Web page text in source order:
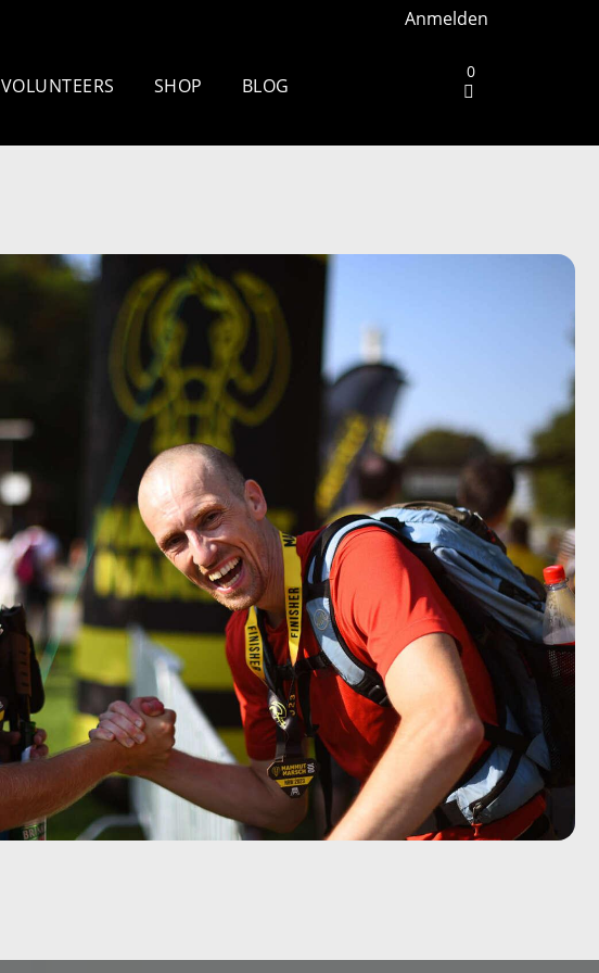
Anmelden
0
30/42/60 KM
Mammutmarsch Aarhus –
Mammutmarsch Wiesbaden
Mammutmarsch Berlin –
Mammutmarsch Barcelona
– 30/50 KM
Mammutmarsch Madrid –
30/50/100 KM
Mammutmarsch München /
Starnberger See – 42/55 KM
Mammutmarsch Hamburg –
30/50 KM
Mammutmarsch Ruhrgebiet
– 30/42/55 KM
Mammutmarsch Bilbao –
VOLUNTEERS SHOP BLOG
Wandern rund um Köln: Die
schönsten Touren
Zu spät essen: Folgen für
Schlaf, Stoffwechsel und
Training
Wim Hof Kältetraining: So
frierst du sicher
Fernwanderweg Deutschland:
7 Routen, Tipps und ehrliche
Empfehlungen
Vom Party-Leben zu 3.000
Mammutmarsch-Kilometern
Kompressionssocken beim
Wandern: Was sie wirklich
bringen
Wie wirkt sich Stress auf den
Körper aus? Was wirklich
passiert
Monas Geschichte vom